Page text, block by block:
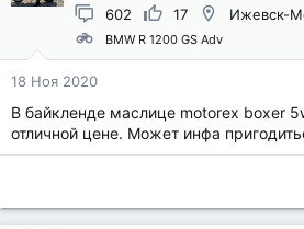
602 17 Ижевск-
BMW R 1200 GS Adv
18 Ноя 2020
В байкленде маслице motorex boxer
отличной цене. Может инфа